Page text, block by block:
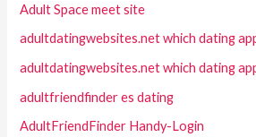
Adult Space meet site
adultdatingwebsites.net which dating
adultdatingwebsites.net which dating
adultfriendfinder es dating
AdultFriendFinder Handy-Login